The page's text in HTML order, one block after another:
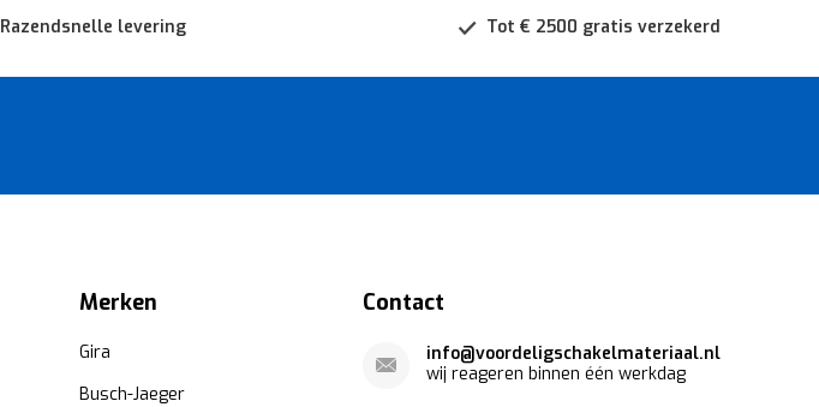
Razendsnelle levering Tot € 2500 gratis verzekerd
Merken
Gira
Busch-Jaeger
Contact
info@voordeligschakelmateriaal.nl
wij reageren binnen één werkdag